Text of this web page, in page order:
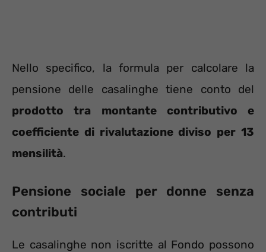
Nello specifico, la formula per calcolare la
pensione delle casalinghe tiene conto del
prodotto tra montante contributivo e
coefficiente di rivalutazione diviso per 13
mensilità.
Pensione sociale per donne senza
contributi
Le casalinghe non iscritte al Fondo possono